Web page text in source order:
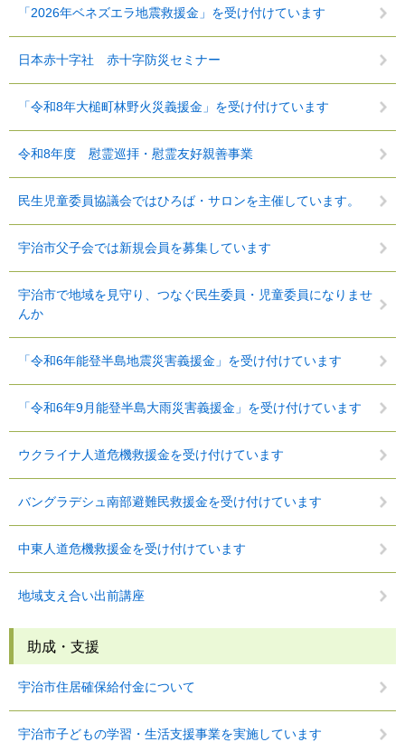
「2026年ベネズエラ地震救援金」を受け付けています
日本赤十字社 赤十字防災セミナー
「令和8年大槌町林野火災義援金」を受け付けています
令和8年度 慰霊巡拝・慰霊友好親善事業
民生児童委員協議会ではひろば・サロンを主催しています。
宇治市父子会では新規会員を募集しています
宇治市で地域を見守り、つなぐ民生委員・児童委員になりませ
んか
「令和6年能登半島地震災害義援金」を受け付けています
「令和6年9月能登半島大雨災害義援金」を受け付けています
ウクライナ人道危機救援金を受け付けています
バングラデシュ南部避難民救援金を受け付けています
中東人道危機救援金を受け付けています
地域支え合い出前講座
助成・支援
宇治市住居確保給付金について
宇治市子どもの学習・生活支援事業を実施しています